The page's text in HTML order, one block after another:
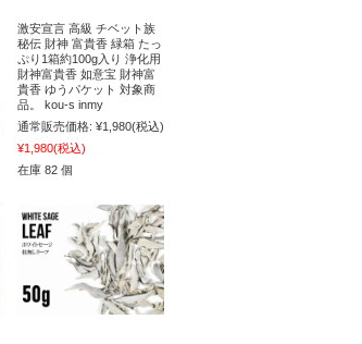
激安宣言 高級 チベット族
秘伝 財神 富貴香 緑箱 たっ
ぷり1箱約100g入り 浄化用
財神富貴香 如意宝 財神富
貴香 ゆうパケット 対象商
品。 kou-s inmy
通常販売価格: ¥1,980(税込)
¥1,980(税込)
在庫 82 個